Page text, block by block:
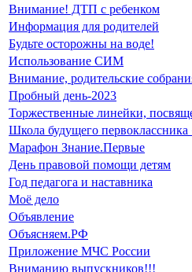
Внимание! ДТП с ребенком
Информация для родителей
Будьте осторожны на воде!
Использование СИМ
Внимание, родительские
Пробный день-2023
Торжественные линейки,
Школа будущего первоклассника
Марафон Знание.Первые
День правовой помощи детям
Год педагога и наставника
Моё дело
Объявление
Объясняем.РФ
Приложение МЧС России
Вниманию выпускников!!!